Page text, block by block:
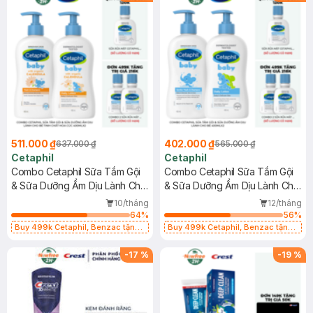
511.000 ₫637.000 ₫
Cetaphil
Combo Cetaphil Sữa Tắm Gội
& Sữa Dưỡng Ẩm Dịu Lành Cho
Bé Tinh Chất Hoa Cúc
400mlx2
10/tháng
64%
Buy 499k Cetaphil, Benzac tặng
402.000 ₫565.000 ₫
Cetaphil
Combo Cetaphil Sữa Tắm Gội
& Sữa Dưỡng Ẩm Dịu Lành Cho
12/tháng
56%
Buy 499k Cetaphil, Benzac tặng
-17 % -19 %